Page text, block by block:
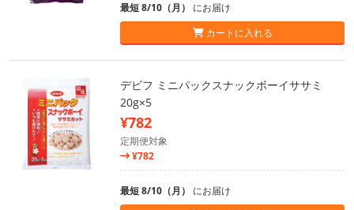
最短 8/10（月） にお届け
カートに入れる
デビフ ミニパックスナックボーイササミ
20g×5
¥782
定期便対象
¥782
最短 8/10（月） にお届け